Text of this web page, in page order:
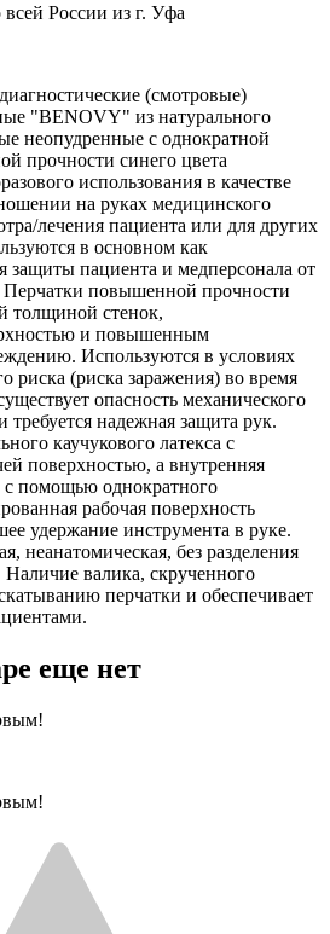
России из г. Уфа
(смотровые)
"BENOVY" из натурального
неопудренные с однократной
прочности синего цвета
использования в качестве
на руках медицинского
лечения пациента или для других
в основном как
защиты пациента и медперсонала от
Перчатки повышенной прочности
толщиной стенок,
и повышенным
Используются в условиях
риска (риска заражения) во время
опасность механического
требуется надежная защита рук.
каучукового латекса с
поверхностью, а внутренняя
с помощью однократного
рабочая поверхность
удержание инструмента в руке.
неанатомическая, без разделения
валика, скрученного
перчатки и обеспечивает
еще нет